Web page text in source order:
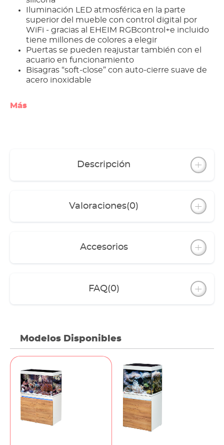
Iluminación LED atmosférica en la parte
superior del mueble con control digital por
WiFi - gracias al EHEIM RGBcontrol+e incluido
tiene millones de colores a elegir
Puertas se pueden reajustar también con el
acuario en funcionamiento
Bisagras “soft-close” con auto-cierre suave de
acero inoxidable
Más
Descripción
Valoraciones(0)
Accesorios
FAQ(0)
Modelos Disponibles